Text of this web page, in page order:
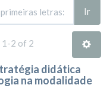
Ir
1-2 of 2
didática
na modalidade